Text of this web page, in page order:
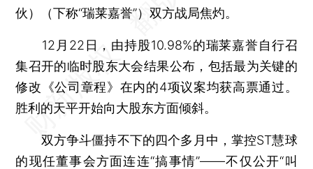
伙）（下称“瑞莱嘉誉”）双方战局焦灼。
12月22日，由持股10.98%的瑞莱嘉誉自行召
集召开的临时股东大会结果公布，包括最为关键的
修改《公司章程》在内的4项议案均获高票通过。
胜利的天平开始向大股东方面倾斜。
双方争斗僵持不下的四个多月中，掌控ST慧球
的现任董事会方面连连“搞事情”——不仅公开“叫